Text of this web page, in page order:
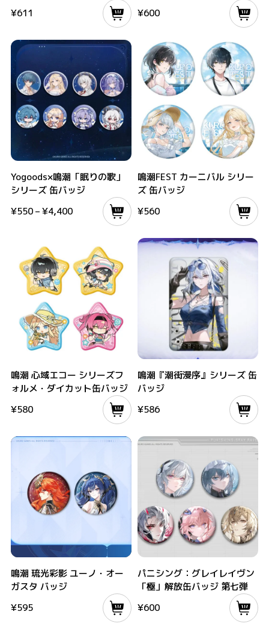
¥611 ¥600
Yogoods×鳴潮「眠りの歌」
シリーズ 缶バッジ
¥550–¥4,400
鳴潮FEST カーニバル シリー
ズ 缶バッジ
¥560
鳴潮 心域エコー シリーズフ
ォルメ・ダイカット缶バッジ
¥580
鳴潮『潮街漫序』シリーズ 缶
バッジ
¥586
鳴潮 琉光彩影 ユーノ・オー
ガスタ バッジ
¥595
パニシング：グレイレイヴン
「極」解放缶バッジ 第七弾
¥600